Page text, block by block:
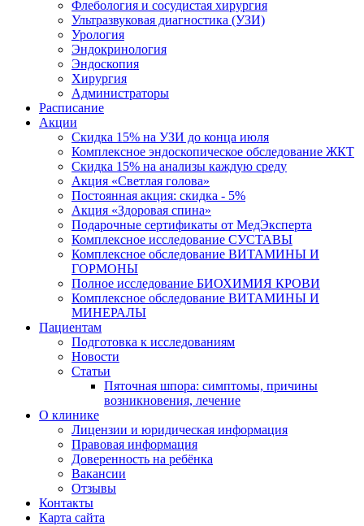
Флебология и сосудистая хирургия
Ультразвуковая диагностика (УЗИ)
Урология
Эндокринология
Эндоскопия
Хирургия
Администраторы
Расписание
Акции
Скидка 15% на УЗИ до конца июля
Комплексное эндоскопическое обследование ЖКТ
Скидка 15% на анализы каждую среду
Акция «Светлая голова»
Постоянная акция: скидка - 5%
Акция «Здоровая спина»
Подарочные сертификаты от МедЭксперта
Комплексное исследование СУСТАВЫ
Комплексное обследование ВИТАМИНЫ И
ГОРМОНЫ
Полное исследование БИОХИМИЯ КРОВИ
Комплексное обследование ВИТАМИНЫ И
МИНЕРАЛЫ
Пациентам
Подготовка к исследованиям
Новости
Статьи
Пяточная шпора: симптомы, причины
возникновения, лечение
О клинике
Лицензии и юридическая информация
Правовая информация
Доверенность на ребёнка
Вакансии
Отзывы
Контакты
Карта сайта